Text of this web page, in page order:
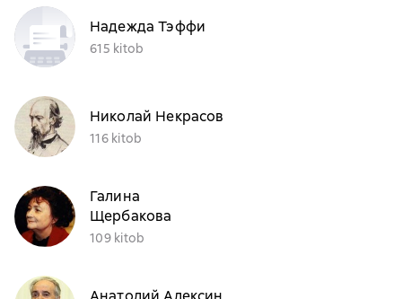
Надежда Тэффи
615 kitob
Николай Некрасов
116 kitob
Галина
Щербакова
109 kitob